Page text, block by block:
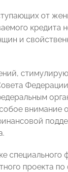
от
кредита
и
внимание
проекта